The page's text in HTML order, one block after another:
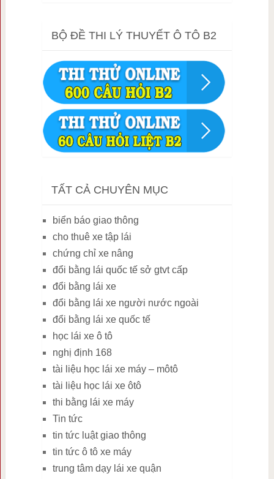
BỘ ĐỀ THI LÝ THUYẾT Ô TÔ B2
TẤT CẢ CHUYÊN MỤC
biển báo giao thông
cho thuê xe tập lái
chứng chỉ xe nâng
đổi bằng lái quốc tế sở gtvt cấp
đổi bằng lái xe
đổi bằng lái xe người nước ngoài
đổi bằng lái xe quốc tế
học lái xe ô tô
nghị định 168
tài liệu học lái xe máy – môtô
tài liệu học lái xe ôtô
thi bằng lái xe máy
Tin tức
tin tức luật giao thông
tin tức ô tô xe máy
trung tâm dạy lái xe quận